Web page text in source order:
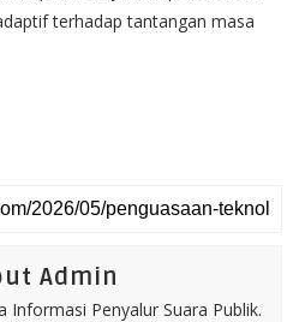
terhadap tantangan masa
Admin
Informasi Penyalur Suara Publik.